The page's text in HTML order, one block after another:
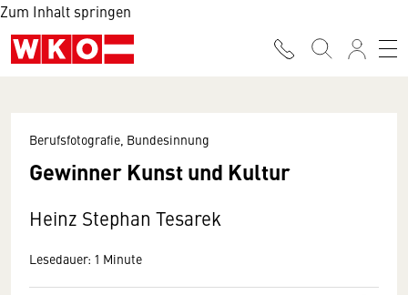
Zum Inhalt springen
Berufsfotografie, Bundesinnung
Gewinner Kunst und Kultur
Heinz Stephan Tesarek
Lesedauer: 1 Minute